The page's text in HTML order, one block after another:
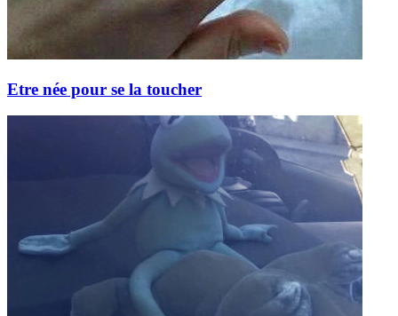
Etre née pour se la toucher